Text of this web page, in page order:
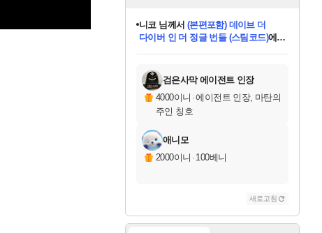
교환.
당첨되셨습니다.
다이버 인 더 정글 번들 (스팀코드)
당첨되셨습니다.
한건했습니다님께서마피아
당첨되셨습니다.
당첨되셨습니다.
당첨되셨습니다.
당첨되셨습니다.
에디션 (스팀코드)를 교환.
당첨되셨습니다.
검은사막 에이전트 인장
4000이니 ·에이전트 인장, 마탄의
주인 칭호
애니모
2000이니 · 100베니
새로고침